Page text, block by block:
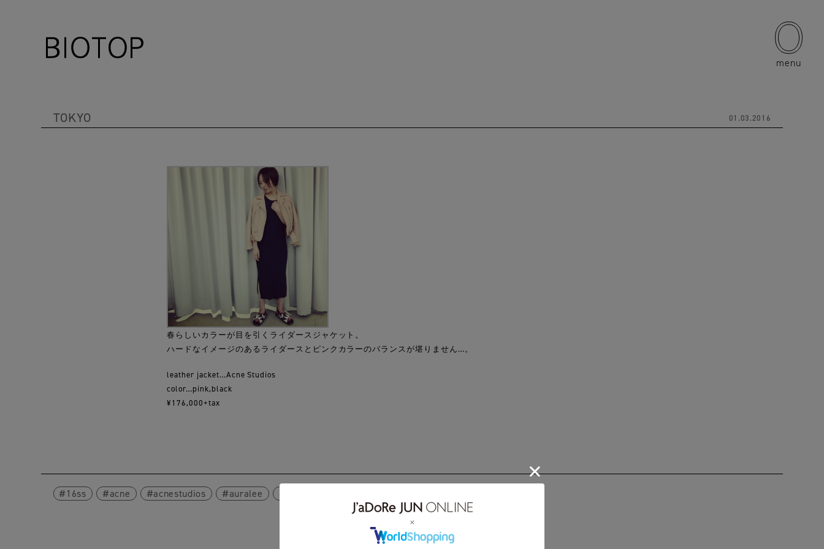
menu
TOKYO 01.03.2016
春らしいカラーが目を引くライダースジャケット。
ハードなイメージのあるライダースとピンクカラーのバランスが堪りません…。
leather jacket…Acne Studios
color…pink,black
¥176,000+tax
16ss acne acnestudios auralee